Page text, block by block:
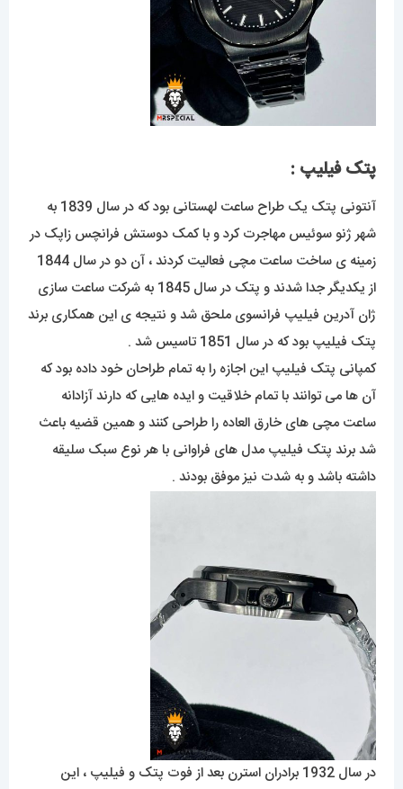
پتک فیلیپ :
آنتونی پتک یک طراح ساعت لهستانی بود که در سال 1839 به
شهر ژنو سوئیس مهاجرت کرد و با کمک دوستش فرانچس زاپک در
زمینه ی ساخت ساعت مچی فعالیت کردند ، آن دو در سال 1844
از یکدیگر جدا شدند و پتک در سال 1845 به شرکت ساعت سازی
ژان آدرین فیلیپ فرانسوی ملحق شد و نتیجه ی این همکاری برند
پتک فیلیپ بود که در سال 1851 تاسیس شد .
کمپانی پتک فیلیپ این اجازه را به تمام طراحان خود داده بود که
آن ها می توانند با تمام خلاقیت و ایده هایی که دارند آزادانه
ساعت مچی های خارق العاده را طراحی کنند و همین قضیه باعث
شد برند پتک فیلیپ مدل های فراوانی با هر نوع سبک سلیقه
داشته باشد و به شدت نیز موفق بودند .
در سال 1932 برادران استرن بعد از فوت پتک و فیلیپ ، این